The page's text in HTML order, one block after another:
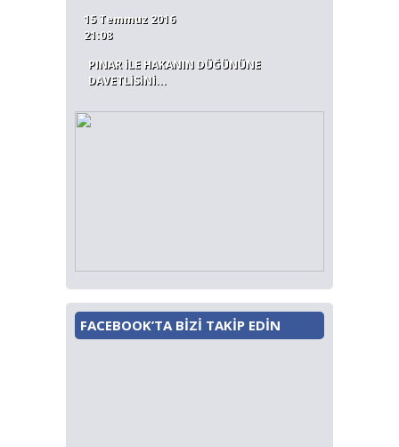
15 Temmuz 2016
21:08
PINAR İLE HAKANIN DÜĞÜNÜNE
DAVETLİSİNİ...
FACEBOOK’TA BİZİ TAKİP EDİN